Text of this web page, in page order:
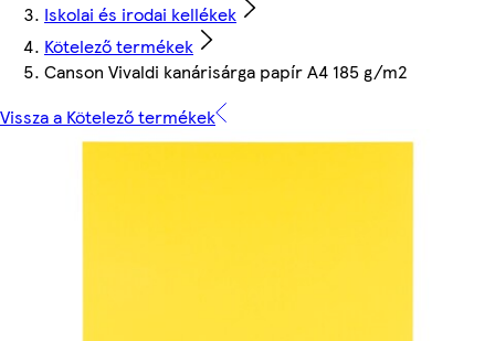
Iskolai és irodai kellékek
Kötelező termékek
Canson Vivaldi kanárisárga papír A4 185 g/m2
Vissza a Kötelező termékek